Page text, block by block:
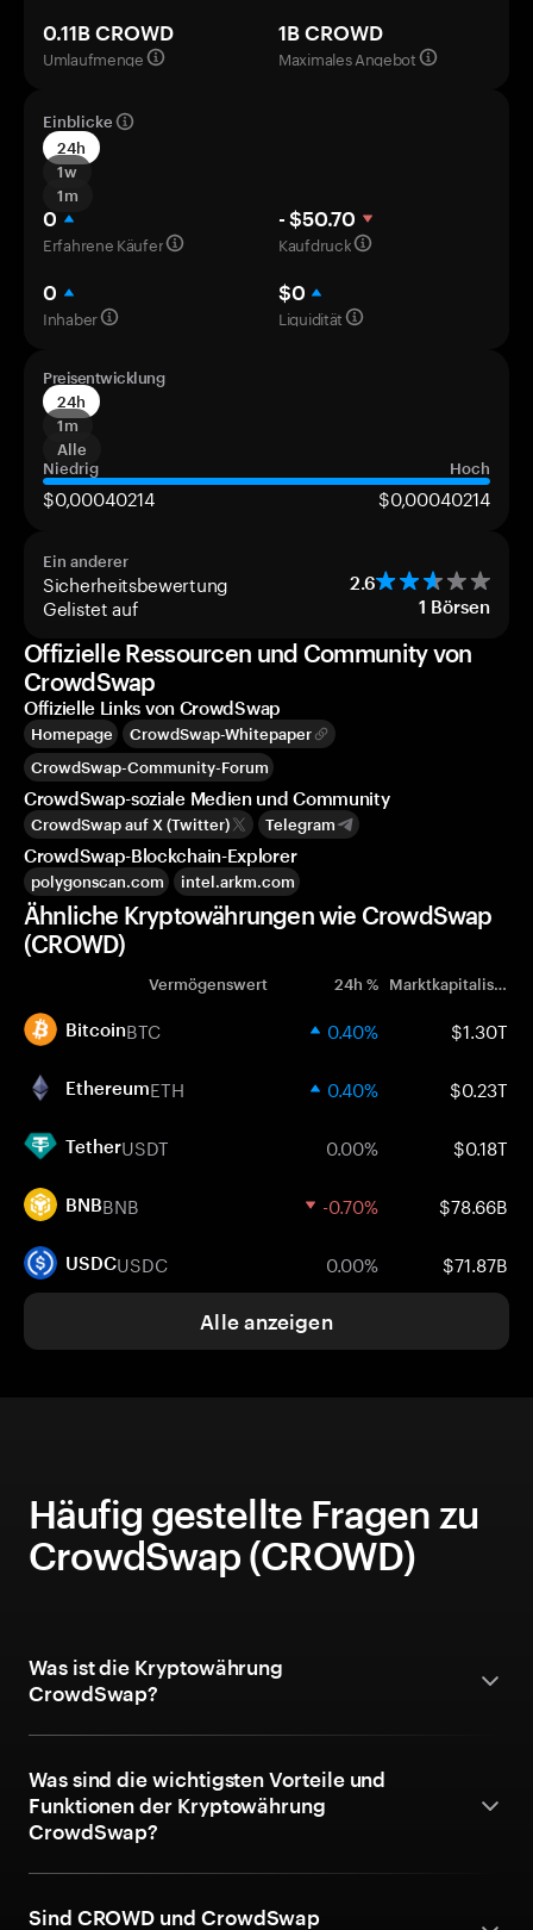
0.11B CROWD
Umlaufmenge
1B CROWD
Maximales Angebot
Einblicke
24h
1w
1m
0
Erfahrene Käufer
- $50.70
Kaufdruck
0
Inhaber
$0
Liquidität
Preisentwicklung
24h
1m
Alle
Niedrig
Hoch
$0,00040214 $0,00040214
Ein anderer
Sicherheitsbewertung 2.6
Gelistet auf 1 Börsen
Offizielle Ressourcen und Community von
CrowdSwap
Offizielle Links von CrowdSwap
Homepage
CrowdSwap-Whitepaper
CrowdSwap-Community-Forum
CrowdSwap-soziale Medien und Community
CrowdSwap auf X (Twitter) Telegram
CrowdSwap-Blockchain-Explorer
polygonscan.com intel.arkm.com
Ähnliche Kryptowährungen wie CrowdSwap
(CROWD)
Vermögenswert 24h % Marktkapitalisierung
BitcoinBTC 0.40% $1.30T
EthereumETH 0.40% $0.23T
TetherUSDT 0.00% $0.18T
BNBBNB -0.70% $78.66B
USDCUSDC 0.00% $71.87B
Alle anzeigen
Häufig gestellte Fragen zu
CrowdSwap (CROWD)
Was ist die Kryptowährung
CrowdSwap?
Was sind die wichtigsten Vorteile und
Funktionen der Kryptowährung
CrowdSwap?
Sind CROWD und CrowdSwap